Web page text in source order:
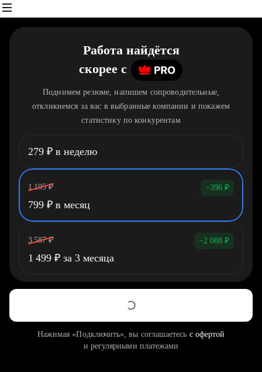
Работа найдётся
скорее c
Поднимем резюме, напишем сопроводительные,
откликнемся за вас в выбранные компании и покажем
статистику по конкурентам
279 ₽ в неделю
1 195 ₽ −396 ₽
799 ₽ в месяц
3 587 ₽ −2 088 ₽
1 499 ₽ за 3 месяца
Нажимая «Подключить», вы соглашаетесь с офертой
и регулярными платежами